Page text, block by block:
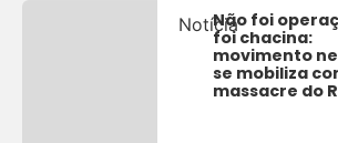
NotíciaNão foi
foi chacina:
movimento
se mobiliza
massacre do